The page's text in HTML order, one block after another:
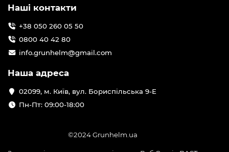
Наші контакти
+38 050 260 05 50
0800 40 42 80
info.grunhelm@gmail.com
Наша адреса
02099, м. Київ, вул. Бориспільська 9-Е
Пн-Пт: 09:00-18:00
©2024 Grunhelm.ua